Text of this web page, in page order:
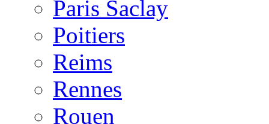
Paris Saclay
Poitiers
Reims
Rennes
Rouen